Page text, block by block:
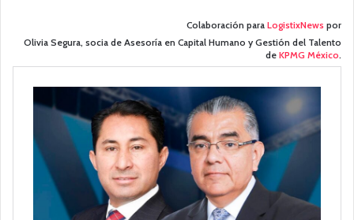
Colaboración para LogistixNews por
Olivia Segura, socia de Asesoría en Capital Humano y Gestión del Talento
de KPMG México.